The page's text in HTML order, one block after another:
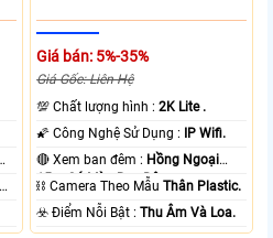
Giá bán: 5%-35%
Giá Gốc: Liên Hệ
💯 Chất lượng hình :2K Lite .
🌠 Công Nghệ Sử Dụng : IP Wifi.
🔴 Xem ban đêm : Hồng Ngoại
15m Có Màu Ban Ðêm.
⛓ Camera Theo MẫuThân Plastic.
️☣️ Điểm Nỗi Bật :Thu Âm Và Loa.